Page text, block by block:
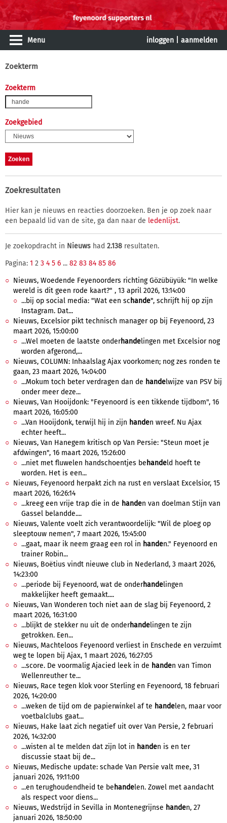
Menu inloggen aanmelden
Zoekterm
Zoekterm
Zoekgebied
Zoekresultaten
Hier kan je nieuws en reacties doorzoeken. Ben je op zoek naar
een bepaald lid van de site, ga dan naar de ledenlijst.
Je zoekopdracht in Nieuws had 2.138 resultaten.
Pagina: 1 2 3 4 5 6 ... 82 83 84 85 86
Nieuws, Woedende Feyenoorders richting Gözübüyük: "In welke
wereld is dit geen rode kaart?" , 13 april 2026, 13:14:00
...bij op social media: "Wat een sc hande", schrijft hij op zijn
Instagram. Dat...
Nieuws, Excelsior pikt technisch manager op bij Feyenoord, 23
maart 2026, 15:00:00
...Wel moeten de laatste onderhandelingen met Excelsior nog
worden afgerond,...
Nieuws, COLUMN: Inhaalslag Ajax voorkomen; nog zes ronden te
gaan, 23 maart 2026, 14:04:00
...Mokum toch beter verdragen dan de handelwijze van PSV bij
onder meer deze...
Nieuws, Van Hooijdonk: "Feyenoord is een tikkende tijdbom", 16
maart 2026, 16:05:00
...Van Hooijdonk, terwijl hij in zijn handen wreef. Nu Ajax
echter heeft...
Nieuws, Van Hanegem kritisch op Van Persie: "Steun moet je
afdwingen", 16 maart 2026, 15:26:00
...niet met fluwelen handschoentjes be handeld hoeft te
worden. Het is een...
Nieuws, Feyenoord herpakt zich na rust en verslaat Excelsior, 15
maart 2026, 16:26:14
...kreeg een vrije trap die in de handen van doelman Stijn van
Gassel belandde....
Nieuws, Valente voelt zich verantwoordelijk: "Wil de ploeg op
sleeptouw nemen", 7 maart 2026, 15:45:00
...gaat, maar ik neem graag een rol in handen." Feyenoord en
trainer Robin...
Nieuws, Boëtius vindt nieuwe club in Nederland, 3 maart 2026,
14:23:00
...periode bij Feyenoord, wat de onderhandelingen
makkelijker heeft gemaakt....
Nieuws, Van Wonderen toch niet aan de slag bij Feyenoord, 2
maart 2026, 16:31:00
...blijkt de stekker nu uit de onderhandelingen te zijn
getrokken. Een...
Nieuws, Machteloos Feyenoord verliest in Enschede en verzuimt
weg te lopen bij Ajax, 1 maart 2026, 16:27:05
...score. De voormalig Ajacied leek in de handen van Timon
Wellenreuther te...
Nieuws, Race tegen klok voor Sterling en Feyenoord, 18 februari
2026, 14:20:00
...weken de tijd om de papierwinkel af te handelen, maar voor
voetbalclubs gaat...
Nieuws, Hake laat zich negatief uit over Van Persie, 2 februari
2026, 14:32:00
...wisten al te melden dat zijn lot in handen is en ter
discussie staat bij de...
Nieuws, Medische update: schade Van Persie valt mee, 31
januari 2026, 19:11:00
...en terughoudendheid te be handelen. Zowel met aandacht
als respect voor diens...
Nieuws, Wedstrijd in Sevilla in Montenegrijnse handen, 27
januari 2026, 18:50:00